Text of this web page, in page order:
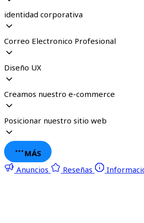
identidad corporativa
Correo Electronico Profesional
Diseño UX
Creamos nuestro e-commerce
Posicionar nuestro sitio web
MÁS
Anuncios
Reseñas